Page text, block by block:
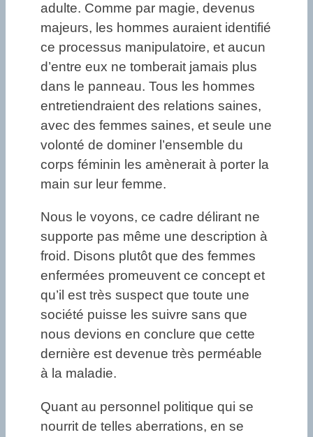
adulte. Comme par magie, devenus
majeurs, les hommes auraient identifié
ce processus manipulatoire, et aucun
d’entre eux ne tomberait jamais plus
dans le panneau. Tous les hommes
entretiendraient des relations saines,
avec des femmes saines, et seule une
volonté de dominer l’ensemble du
corps féminin les amènerait à porter la
main sur leur femme.
Nous le voyons, ce cadre délirant ne
supporte pas même une description à
froid. Disons plutôt que des femmes
enfermées promeuvent ce concept et
qu’il est très suspect que toute une
société puisse les suivre sans que
nous devions en conclure que cette
dernière est devenue très perméable
à la maladie.
Quant au personnel politique qui se
nourrit de telles aberrations, en se